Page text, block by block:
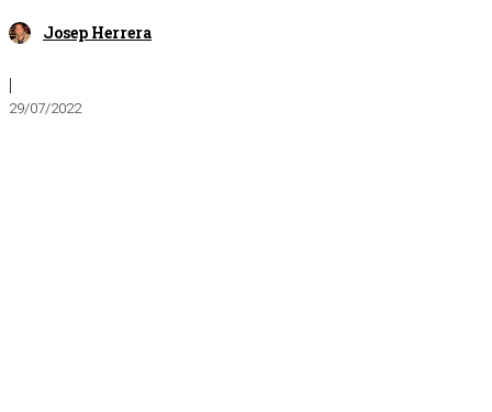
Josep Herrera
|
29/07/2022